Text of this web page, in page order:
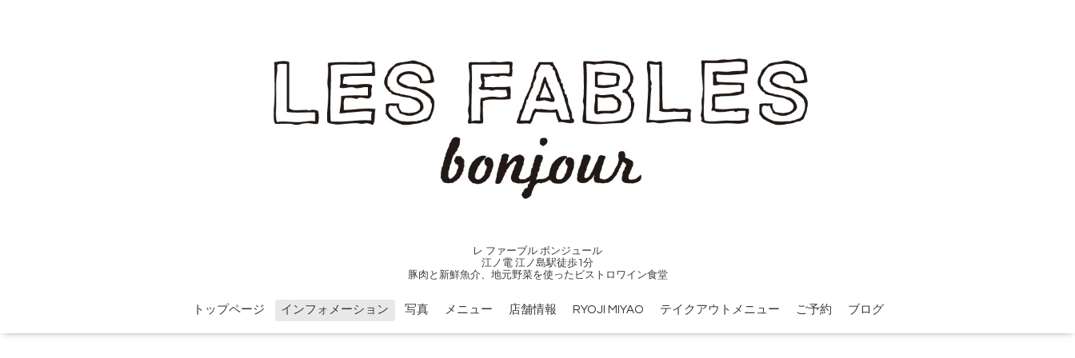
レ ファーブル ボンジュール
江ノ電 江ノ島駅徒歩1分
豚肉と新鮮魚介、地元野菜を使ったビストロワイン食堂
トップページ インフォメーション 写真 メニュー 店舗情報 RYOJI MIYAO テイクアウトメニュー ご予約 ブログ